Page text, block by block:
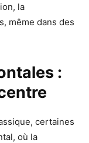
la
même dans des
:
certaines
où la